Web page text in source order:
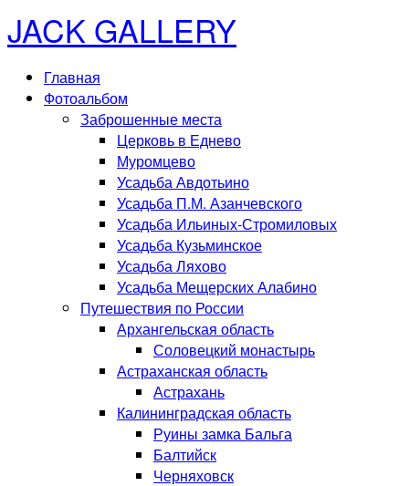
JACK GALLERY
Главная
Фотоальбом
Заброшенные места
Церковь в Еднево
Муромцево
Усадьба Авдотьино
Усадьба П.М. Азанчевского
Усадьба Ильиных-Стромиловых
Усадьба Кузьминское
Усадьба Ляхово
Усадьба Мещерских Алабино
Путешествия по России
Архангельская область
Соловецкий монастырь
Астраханская область
Астрахань
Калининградская область
Руины замка Бальга
Балтийск
Черняховск